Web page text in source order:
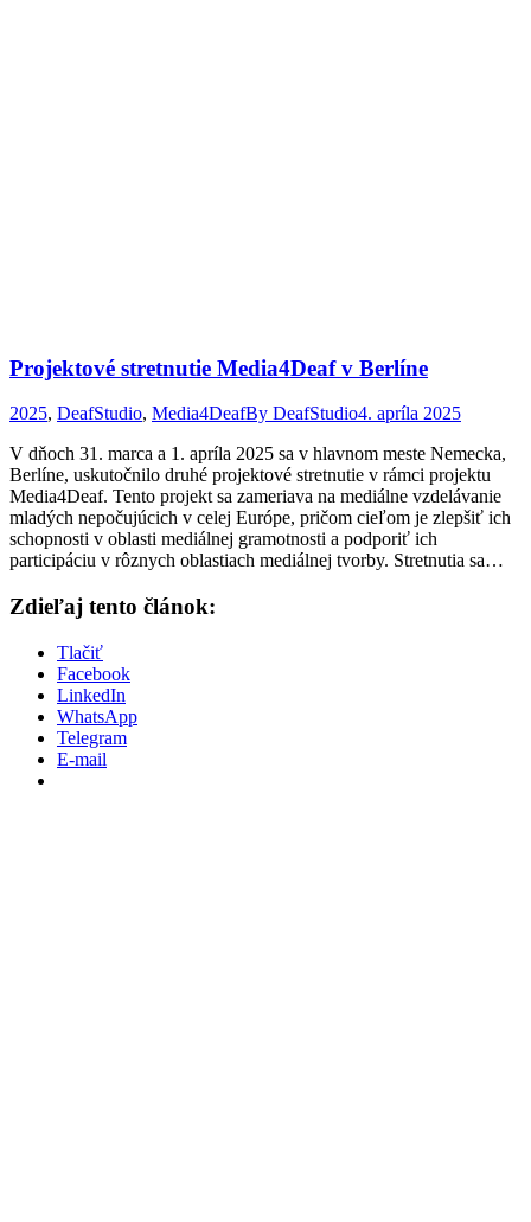
Projektové stretnutie Media4Deaf v Berlíne
2025, DeafStudio, Media4DeafBy DeafStudio4. apríla 2025
V dňoch 31. marca a 1. apríla 2025 sa v hlavnom meste Nemecka,
Berlíne, uskutočnilo druhé projektové stretnutie v rámci projektu
Media4Deaf. Tento projekt sa zameriava na mediálne vzdelávanie
mladých nepočujúcich v celej Európe, pričom cieľom je zlepšiť ich
schopnosti v oblasti mediálnej gramotnosti a podporiť ich
participáciu v rôznych oblastiach mediálnej tvorby. Stretnutia sa…
Zdieľaj tento článok:
Tlačiť
Facebook
LinkedIn
WhatsApp
Telegram
E-mail